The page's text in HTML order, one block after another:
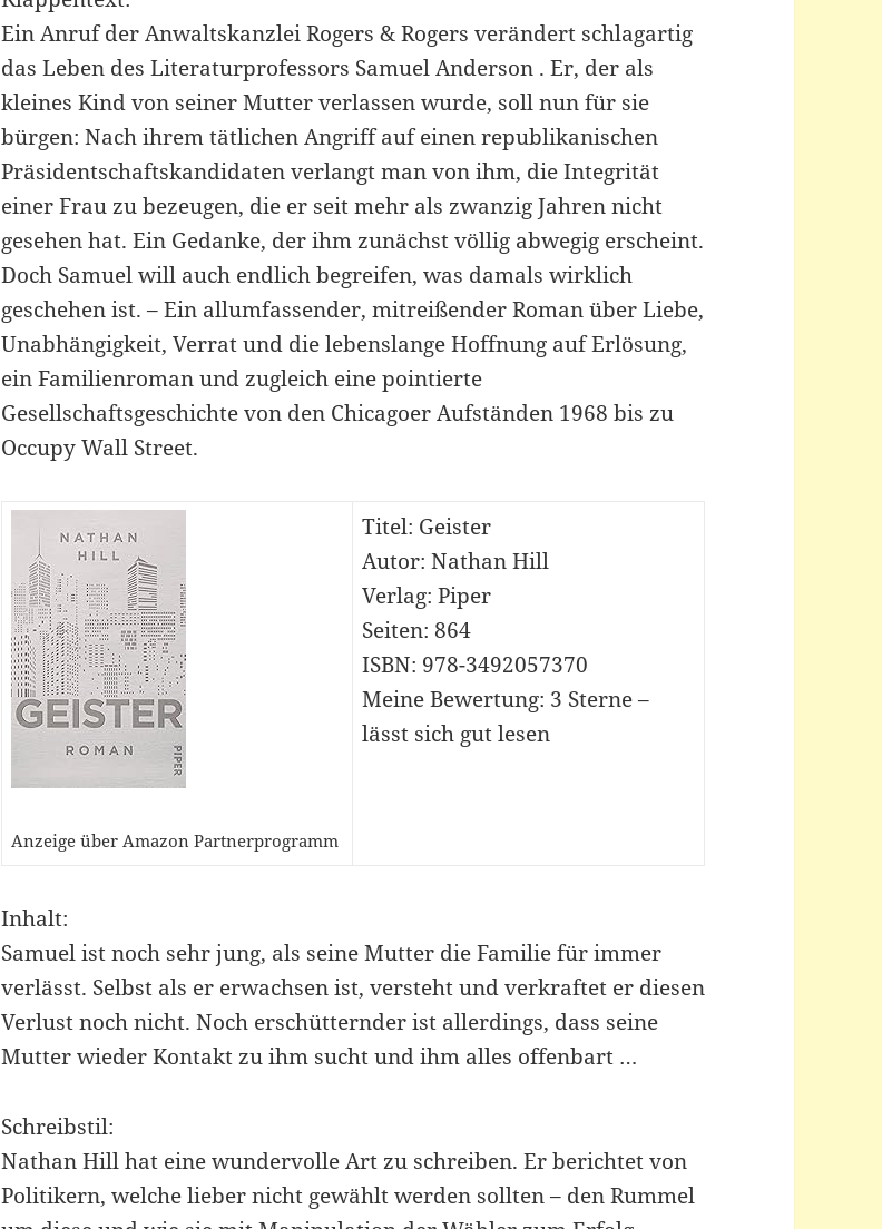
Ein Anruf der Anwaltskanzlei Rogers & Rogers verändert schlagartig
das Leben des Literaturprofessors Samuel Anderson . Er, der als
kleines Kind von seiner Mutter verlassen wurde, soll nun für sie
bürgen: Nach ihrem tätlichen Angriff auf einen republikanischen
Präsidentschaftskandidaten verlangt man von ihm, die Integrität
einer Frau zu bezeugen, die er seit mehr als zwanzig Jahren nicht
gesehen hat. Ein Gedanke, der ihm zunächst völlig abwegig erscheint.
Doch Samuel will auch endlich begreifen, was damals wirklich
geschehen ist. – Ein allumfassender, mitreißender Roman über Liebe,
Unabhängigkeit, Verrat und die lebenslange Hoffnung auf Erlösung,
ein Familienroman und zugleich eine pointierte
Gesellschaftsgeschichte von den Chicagoer Aufständen 1968 bis zu
Occupy Wall Street.
Anzeige über Amazon Partnerprogramm
Titel: Geister
Autor: Nathan Hill
Verlag: Piper
Seiten: 864
ISBN: 978-3492057370
Meine Bewertung: 3 Sterne –
lässt sich gut lesen
Inhalt:
Samuel ist noch sehr jung, als seine Mutter die Familie für immer
verlässt. Selbst als er erwachsen ist, versteht und verkraftet er diesen
Verlust noch nicht. Noch erschütternder ist allerdings, dass seine
Mutter wieder Kontakt zu ihm sucht und ihm alles offenbart …
Schreibstil:
Nathan Hill hat eine wundervolle Art zu schreiben. Er berichtet von
Politikern, welche lieber nicht gewählt werden sollten – den Rummel